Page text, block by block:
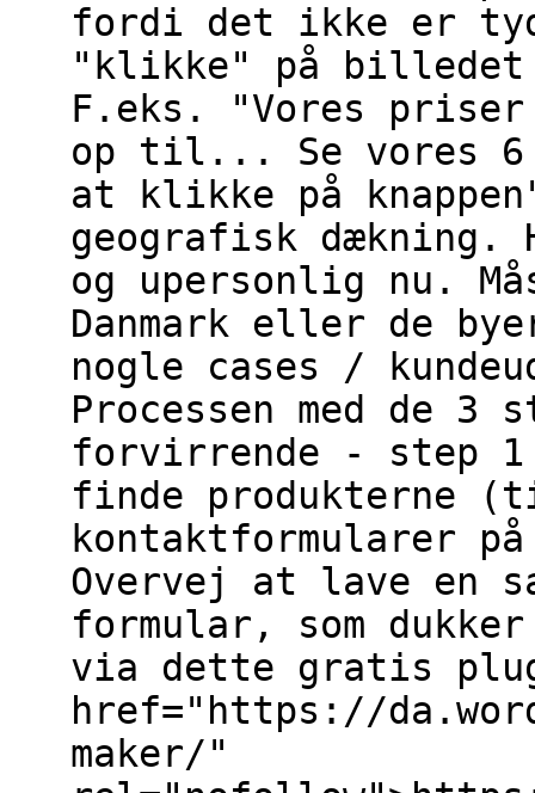
fordi det ikke er
"klikke" på
F.eks. "Vores
op til... Se vores 6
at klikke på
geografisk dækning.
og upersonlig nu.
Danmark eller de
nogle cases /
Processen med de
forvirrende - step 1
finde
kontaktformularer
Overvej at lave en
formular, som
via dette gratis
href="https://
maker/"